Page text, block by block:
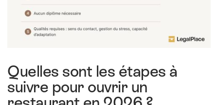
Quelles sont les étapes à
suivre pour ouvrir un